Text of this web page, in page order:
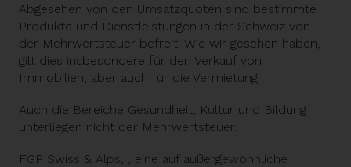
Abgesehen von den Umsatzquoten sind bestimmte
Produkte und Dienstleistungen in der Schweiz von
der Mehrwertsteuer befreit. Wie wir gesehen haben,
gilt dies insbesondere für den Verkauf von
Immobilien, aber auch für die Vermietung.
Auch die Bereiche Gesundheit, Kultur und Bildung
unterliegen nicht der Mehrwertsteuer.
FGP Swiss & Alps, , eine auf außergewöhnliche